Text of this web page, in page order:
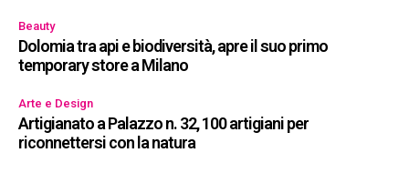
Beauty
Dolomia tra api e biodiversità, apre il suo primo
temporary store a Milano
Arte e Design
Artigianato a Palazzo n. 32, 100 artigiani per
riconnettersi con la natura